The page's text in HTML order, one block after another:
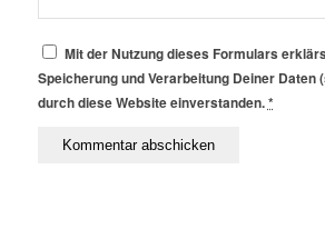
Mit der Nutzung dieses Formulars
Speicherung und Verarbeitung Deiner Daten
durch diese Website einverstanden.*